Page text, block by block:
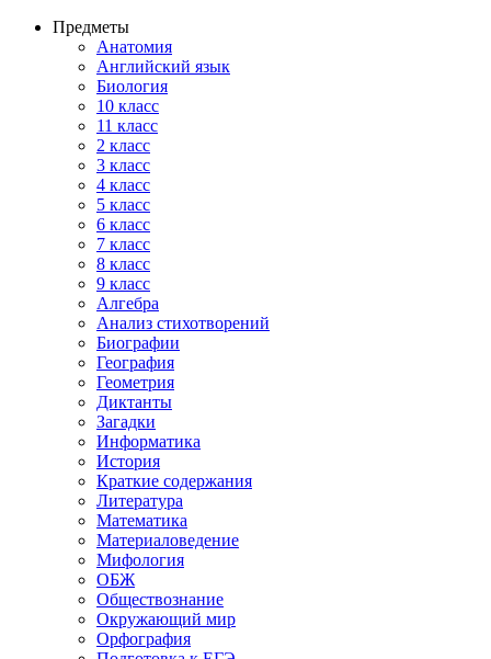
Предметы
Анатомия
Английский язык
Биология
10 класс
11 класс
2 класс
3 класс
4 класс
5 класс
6 класс
7 класс
8 класс
9 класс
Алгебра
Анализ стихотворений
Биографии
География
Геометрия
Диктанты
Загадки
Информатика
История
Краткие содержания
Литература
Математика
Материаловедение
Мифология
ОБЖ
Обществознание
Окружающий мир
Орфография